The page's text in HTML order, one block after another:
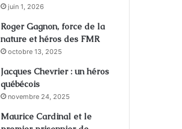
juin 1, 2026
Roger Gagnon, force de la
nature et héros des FMR
octobre 13, 2025
Jacques Chevrier : un héros
québécois
novembre 24, 2025
Maurice Cardinal et le